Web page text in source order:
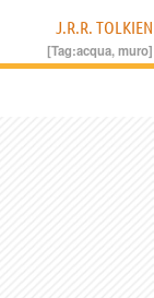
J.R.R. TOLKIEN
[Tag:acqua,muro]